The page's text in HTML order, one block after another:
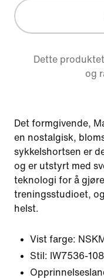
Dette
og
Det formgivende,
en nostalgisk,
sykkelshortsen er
og er utstyrt med
teknologi for å
treningsstudioet,
helst.
Vist farge:
Stil: IW7536-108